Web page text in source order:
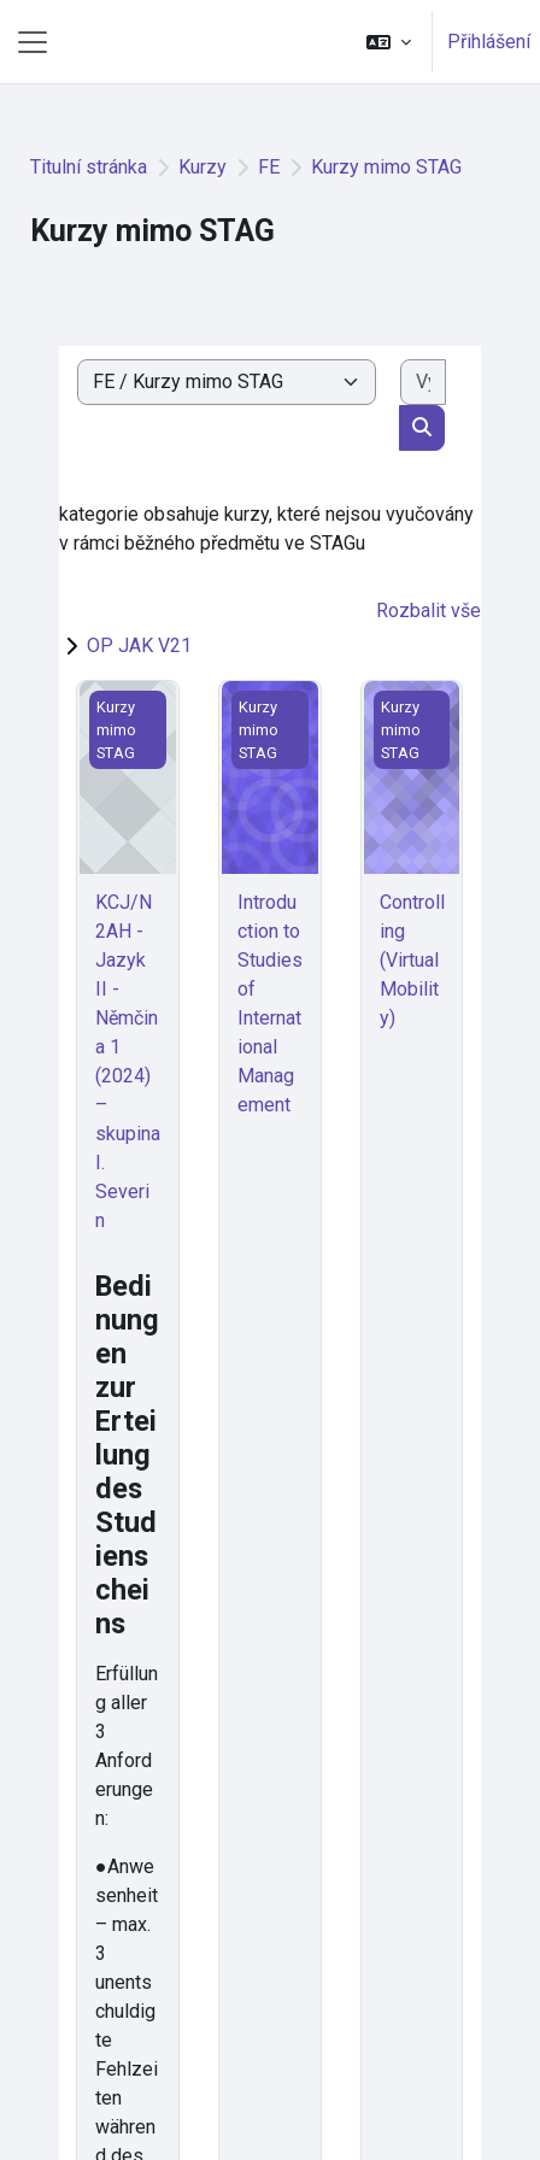
Přihlášení
Titulní stránka Kurzy FE Kurzy mimo STAG
Kurzy mimo STAG
Kategorie kurzů
Vyhledat
kategorie obsahuje kurzy, které nejsou vyučovány
v rámci běžného předmětu ve STAGu
Rozbalit vše
OP JAK V21
KCJ/N2AH - Jazyk II - Němčina 1 (2024)– skupina I.
Kurzy
mimo
STAG
KCJ/N
2AH -
Jazyk
II -
Němčin
a 1
(2024)
–
skupina
I.
Severi
n
Bedi
nung
en
zur
Ertei
lung
des
Stud
iens
chei
ns
Erfüllun
g aller
3
Anford
erunge
n:
●Anwe
senheit
– max.
3
unents
chuldig
te
Fehlzei
ten
währen
Introduction to Studies of
Kurzy
mimo
STAG
Introdu
ction to
Studies
of
Internat
ional
Manag
ement
Controlling (Virtual
Kurzy
mimo
STAG
Controll
ing
(Virtual
Mobilit
y)